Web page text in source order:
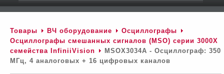
Товары ВЧ оборудование
Осциллографы
Осциллографы смешанных сигналов (MSO) серии 3000Х
семейства InfiniiVision
MSOX3034A - Осциллограф: 350
МГц, 4 аналоговых + 16 цифровых каналов